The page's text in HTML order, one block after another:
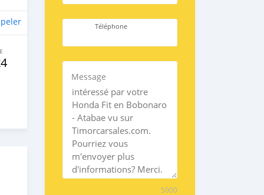
Téléphone
Message
5000